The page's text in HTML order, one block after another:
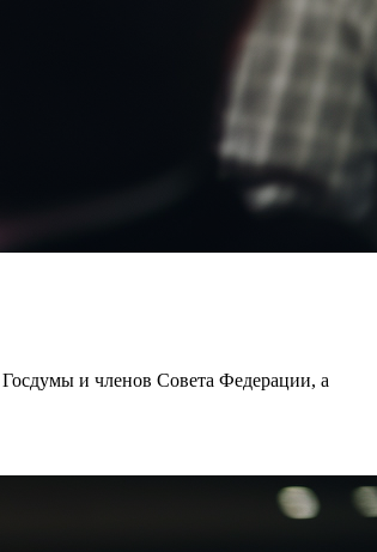
и членов Совета Федерации, а